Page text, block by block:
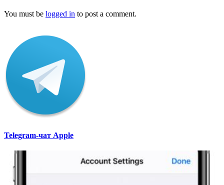
You must be logged in to post a comment.
Telegram-чат Apple